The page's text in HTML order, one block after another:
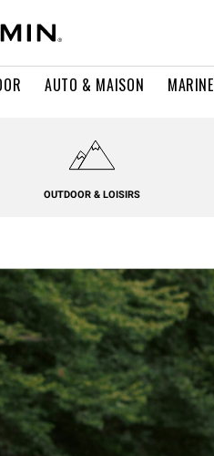
AUTO & MAISON MARINE
OUTDOOR & LOISIRS